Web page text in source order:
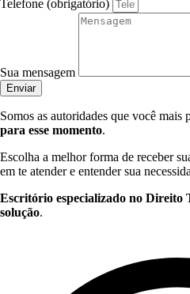
Telefone (obrigatório)
Sua mensagem
Enviar
Somos as autoridades que você mais
para esse momento.
Escolha a melhor forma de receber
em te atender e entender sua
Escritório especializado no Direito
solução.